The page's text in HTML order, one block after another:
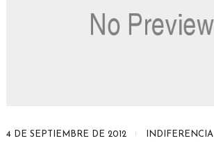
4 DE SEPTIEMBRE DE 2012 INDIFERENCIA